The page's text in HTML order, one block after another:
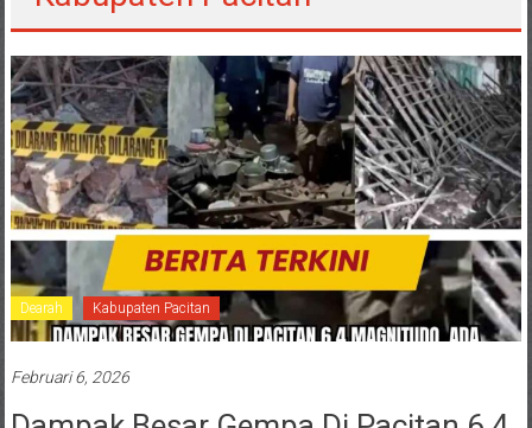
Dearah Kabupaten Pacitan
Februari 6, 2026